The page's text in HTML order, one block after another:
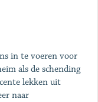
in te voeren voor
als de schending
lekken uit
naar